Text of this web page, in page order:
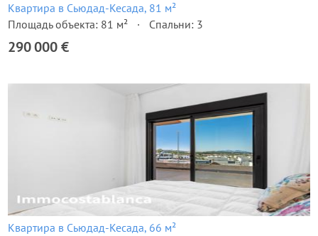
Квартира в Сьюдад-Кесада, 81 м²
Площадь объекта: 81 м²
Спальни: 3
290 000 €
Квартира в Сьюдад-Кесада, 66 м²